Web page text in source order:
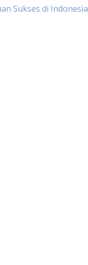
Sukses di Indonesia